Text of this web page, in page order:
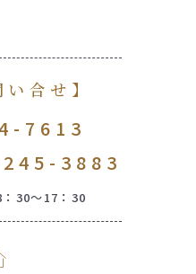
い合せ】
7613
3883
30～17：30